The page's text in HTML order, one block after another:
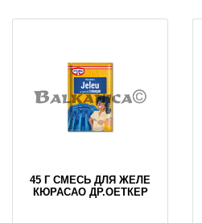
45 Г СМЕСЬ ДЛЯ ЖЕЛЕ
КЮРАСАО ДР.ОЕТКЕР